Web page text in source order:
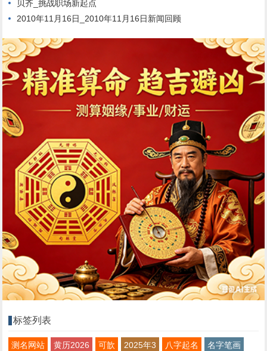
贝齐_挑战职场新起点
2010年11月16日_2010年11月16日新闻回顾
标签列表
测名网站 黄历2026 可歆 2025年3 八字起名
名字笔画